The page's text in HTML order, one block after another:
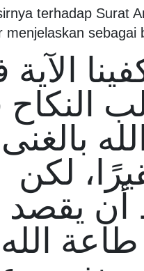
terhadap Surat
menjelaskan sebagai
النكاح
لكن